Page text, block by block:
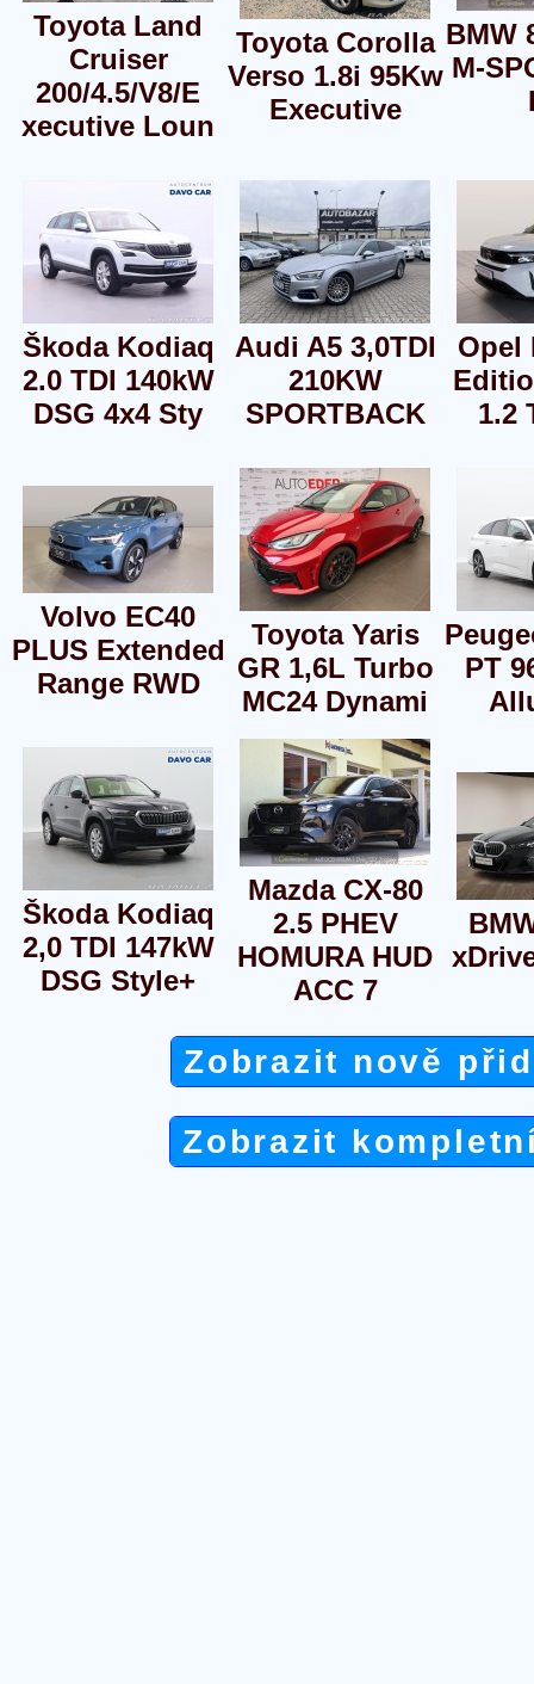
Toyota Land
Cruiser
200/4.5/V8/E
xecutive Loun
Toyota Corolla
Verso 1.8i 95Kw
Executive
BMW
M-
Škoda Kodiaq
2.0 TDI 140kW
DSG 4x4 Sty
Audi A5 3,0TDI
210KW
SPORTBACK
Opel
1.2
Volvo EC40
PLUS Extended
Range RWD
Toyota Yaris
GR 1,6L Turbo
MC24 Dynami
PT
Škoda Kodiaq
2,0 TDI 147kW
DSG Style+
Mazda CX-80
2.5 PHEV
HOMURA HUD
ACC 7
Zobrazit nově
Zobrazit